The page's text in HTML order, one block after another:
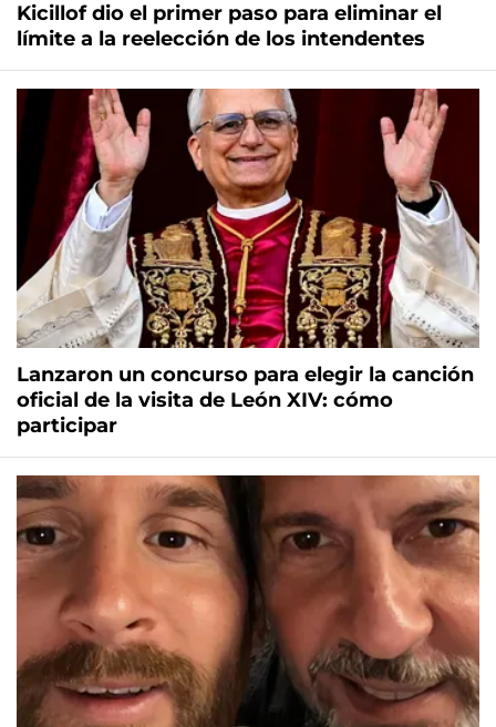
Kicillof dio el primer paso para eliminar el
límite a la reelección de los intendentes
Lanzaron un concurso para elegir la canción
oficial de la visita de León XIV: cómo
participar